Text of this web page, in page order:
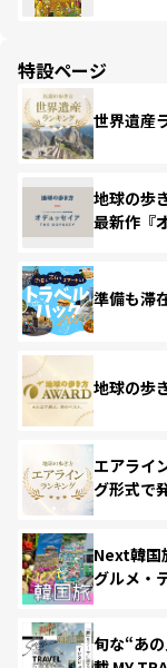
特設ページ
世界遺産
地球の歩
最新作『
準備も滞
地球の歩
エアライ
グ形式で
Next韓国
グルメ・
旬な“あ